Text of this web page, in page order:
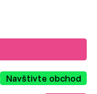
Navštivte obchod